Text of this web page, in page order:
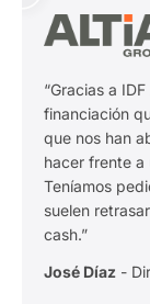
“Gracias a
financiación
que nos han
hacer frente a
Teníamos
suelen
cash.”
José Díaz -